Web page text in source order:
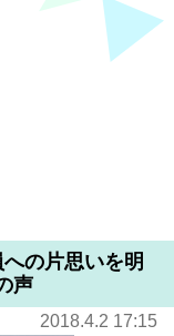
の片思いを明
声
2018.4.2 17:15